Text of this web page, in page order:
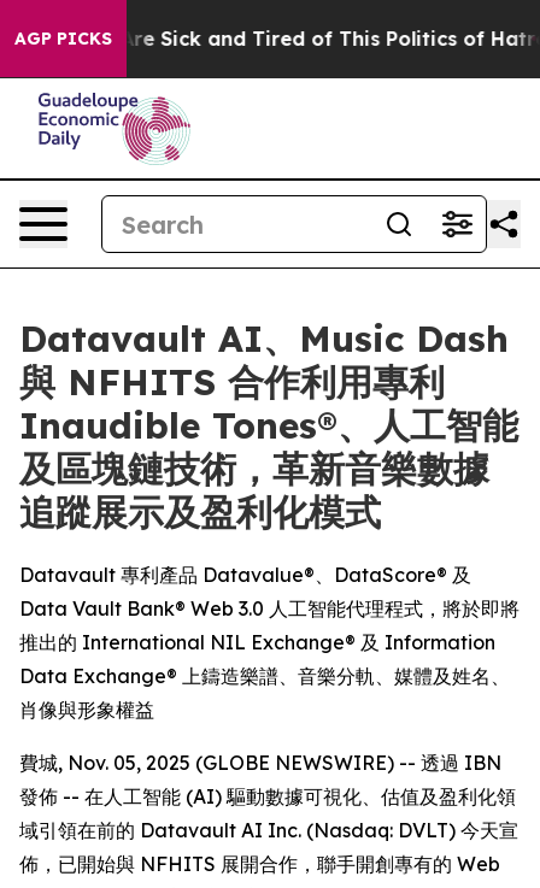
AGP PICKSAre Sick and Tired of This Politics of Hatred”
Datavault AI、Music Dash
與 NFHITS 合作利用專利
Inaudible Tones®、人工智能
及區塊鏈技術，革新音樂數據
追蹤展示及盈利化模式
Datavault 專利產品 Datavalue®、DataScore® 及
Data Vault Bank® Web 3.0 人工智能代理程式，將於即將
推出的 International NIL Exchange® 及 Information
Data Exchange® 上鑄造樂譜、音樂分軌、媒體及姓名、
肖像與形象權益
費城, Nov. 05, 2025 (GLOBE NEWSWIRE) -- 透過 IBN
發佈 -- 在人工智能 (AI) 驅動數據可視化、估值及盈利化領
域引領在前的 Datavault AI Inc. (Nasdaq: DVLT) 今天宣
佈，已開始與 NFHITS 展開合作，聯手開創專有的 Web